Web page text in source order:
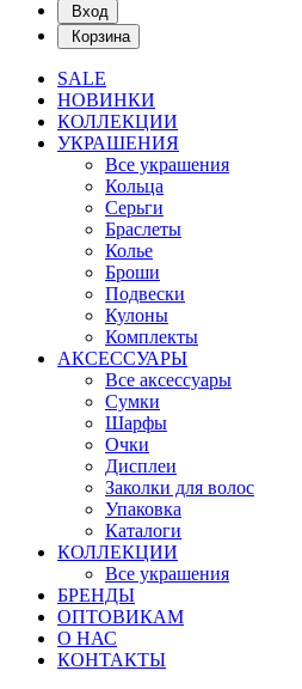
Вход
Корзина
SALE
НОВИНКИ
КОЛЛЕКЦИИ
УКРАШЕНИЯ
Все украшения
Кольца
Серьги
Браслеты
Колье
Броши
Подвески
Кулоны
Комплекты
АКСЕССУАРЫ
Все аксессуары
Сумки
Шарфы
Очки
Дисплеи
Заколки для волос
Упаковка
Каталоги
КОЛЛЕКЦИИ
Все украшения
БРЕНДЫ
ОПТОВИКАМ
О НАС
КОНТАКТЫ